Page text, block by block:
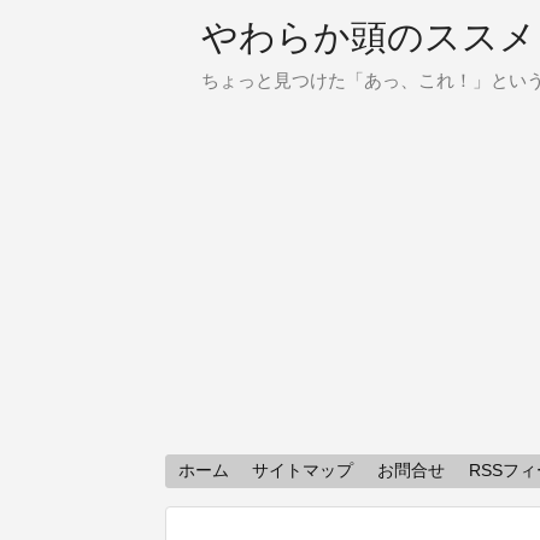
やわらか頭のススメ
ちょっと見つけた「あっ、これ！」とい
ホーム サイトマップ お問合せ RSSフィ